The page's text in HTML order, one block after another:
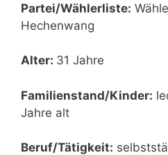
Partei/Wählerliste:
Hechenwang
Alter: 31 Jahre
Familienstand/Kinder:
Jahre alt
Beruf/Tätigkeit: